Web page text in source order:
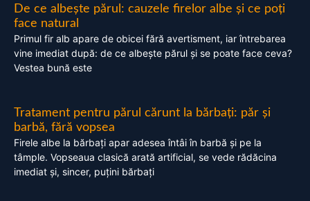
De ce albește părul: cauzele firelor albe și ce poți
face natural
Primul fir alb apare de obicei fără avertisment, iar întrebarea
vine imediat după: de ce albește părul și se poate face ceva?
Vestea bună este
Tratament pentru părul cărunt la bărbați: păr și
barbă, fără vopsea
Firele albe la bărbați apar adesea întâi în barbă și pe la
tâmple. Vopseaua clasică arată artificial, se vede rădăcina
imediat și, sincer, puțini bărbați